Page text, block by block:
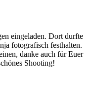
eingeladen. Dort durfte
fotografisch festhalten.
danke auch für Euer
Shooting!